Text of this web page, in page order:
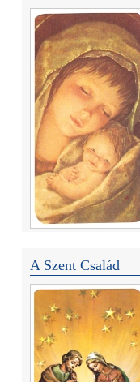
A Szent Család